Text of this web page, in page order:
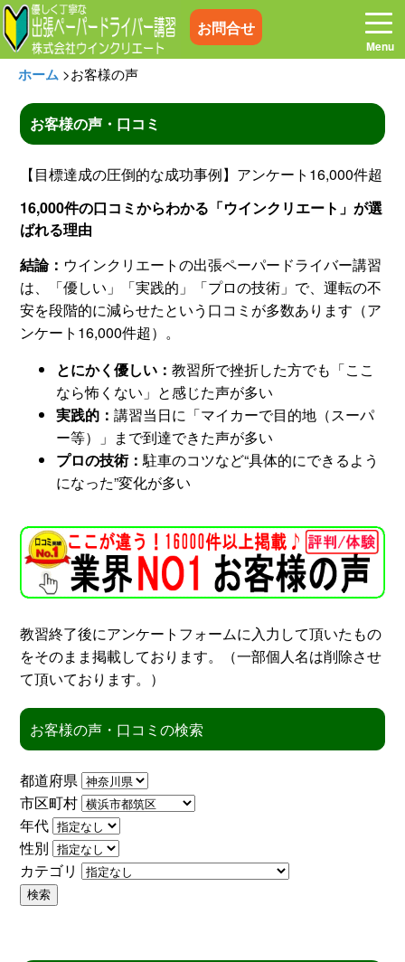
お問合せ
ホーム お電話はこちら
プログラム 講習料金
お客様の声 コラム&トピックス
よくある質問
出張地域 メディア紹介
スタッフ紹介 申し込みフロー
簡易補助ブレーキと
新着情報 会社概要
ホーム >お客様の声
お客様の声・口コミ
【目標達成の圧倒的な成功事例】アンケート16,000件超
16,000件の口コミからわかる「ウインクリエート」が選
ばれる理由
結論： ウインクリエートの出張ペーパードライバー講習
は、「優しい」「実践的」「プロの技術」で、運転の不
安を段階的に減らせたという口コミが多数あります（ア
ンケート16,000件超）。
とにかく優しい：教習所で挫折した方でも「ここ
なら怖くない」と感じた声が多い
実践的：講習当日に「マイカーで目的地（スーパ
ー等）」まで到達できた声が多い
プロの技術：駐車のコツなど“具体的にできるよう
になった”変化が多い
教習終了後にアンケートフォームに入力して頂いたもの
をそのまま掲載しております。（一部個人名は削除させ
て頂いております。）
お客様の声・口コミの検索
都道府県
市区町村
年代
性別
カテゴリ
検索